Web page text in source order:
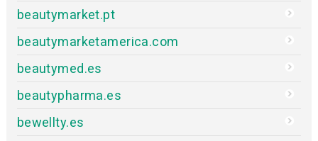
beautymarket.pt
beautymarketamerica.com
beautymed.es
beautypharma.es
bewellty.es